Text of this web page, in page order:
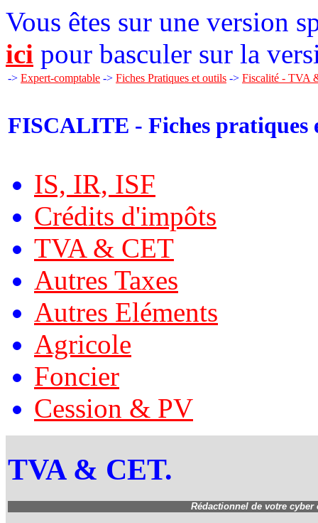
Vous êtes sur une version
ici pour basculer sur la
-> Expert-comptable -> Fiches Pratiques et outils -> Fiscalité - TVA
FISCALITE - Fiches pratiques
IS, IR, ISF
Crédits d'impôts
TVA & CET
Autres Taxes
Autres Eléments
Agricole
Foncier
Cession & PV
TVA & CET.
Rédactionnel de votre cyber